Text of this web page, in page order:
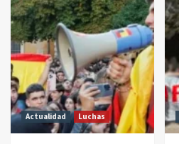
Actualidad Luchas